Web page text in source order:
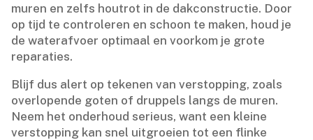
muren en zelfs houtrot in de dakconstructie.​ Door
op tijd te controleren en schoon te maken, houd je
de waterafvoer optimaal en voorkom je grote
reparaties.​
Blijf dus alert op tekenen van verstopping, zoals
overlopende goten of druppels langs de muren.​
Neem het onderhoud serieus, want een kleine
verstopping kan snel uitgroeien tot een flinke